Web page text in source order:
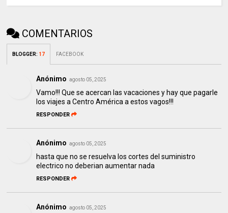
COMENTARIOS
BLOGGER: 17 FACEBOOK
Anónimo agosto 05, 2025
Vamo!!! Que se acercan las vacaciones y hay que pagarle
los viajes a Centro América a estos vagos!!!
RESPONDER
Anónimo agosto 05, 2025
hasta que no se resuelva los cortes del suministro
electrico no deberian aumentar nada
RESPONDER
Anónimo agosto 05, 2025